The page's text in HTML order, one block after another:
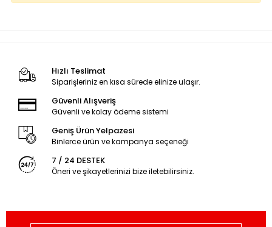
Hızlı Teslimat
Siparişleriniz en kısa sürede elinize ulaşır.
Güvenli Alışveriş
Güvenli ve kolay ödeme sistemi
Geniş Ürün Yelpazesi
Binlerce ürün ve kampanya seçeneği
7 / 24 DESTEK
Öneri ve şikayetlerinizi bize iletebilirsiniz.